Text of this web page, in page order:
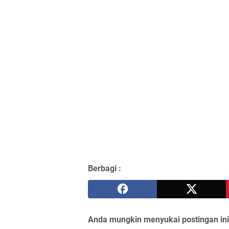
Berbagi :
Anda mungkin menyukai postingan